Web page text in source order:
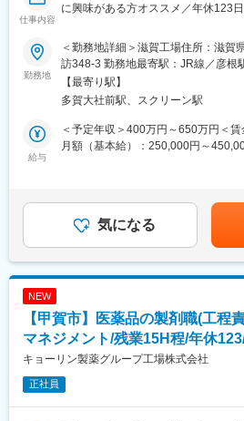
仕事内容
に興味がある方オススメ／年休123
眼科薬トップ製薬企業である同社に
活躍頂ける方を募集致します。
※借り上げ社宅制度がある為、他都
ます。
■業務内容：
医薬品の製造業務で、点眼薬の調剤
■評価制度：
・各部門における成果を重視すると
□当社について
参天製薬は、眼科領域に特化したグ
界中の人々の「見る力」を支えてい
勤務地
＜勤務地詳細＞滋賀工場住所：滋賀
訪348-3 勤務地最寄駅：JR線／彦根
可能場所あり変更の範囲：会社の定
【最寄り駅】
多賀大社前駅、スクリーン駅
給与
＜予定年収＞400万円～650万円＜
月額（基本給）：250,000円～
手当は月約2万円～3万円・賞与 年
（4月）賃金はあくまでも目安の金
る可能性があります。月給(月額)は
気になる
NEW
【甲賀市】医薬品の製剤職(工程
マネジメント/残業15H程/年休
キョーリン製薬グループ工場株式会社
正社員